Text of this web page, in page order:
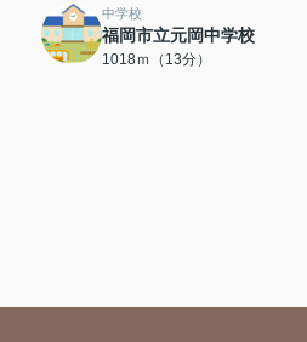
中学校
福岡市立元岡中学校
1018ｍ（13分）